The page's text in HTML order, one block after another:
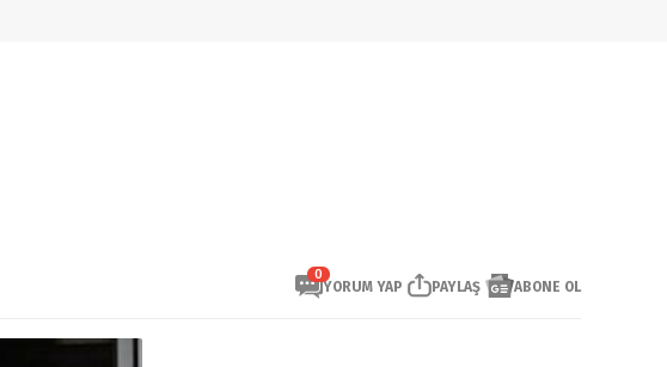
0
YORUM YAP PAYLAŞ ABONE OL